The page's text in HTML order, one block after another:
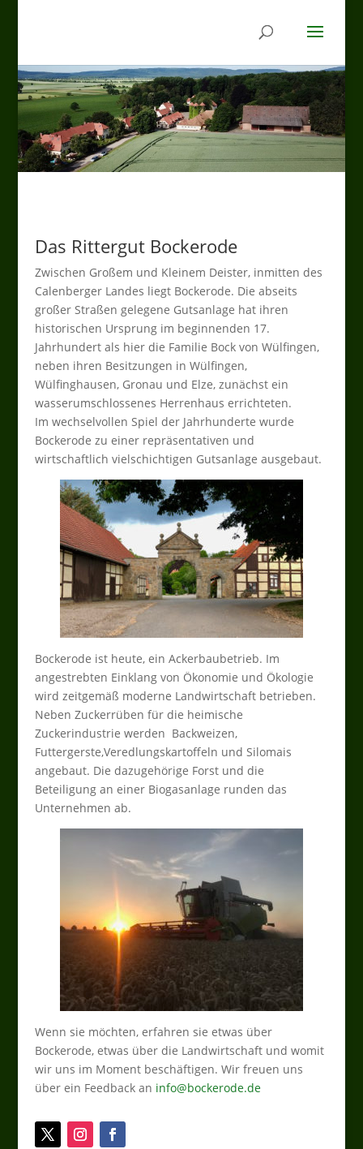
Das Rittergut Bockerode
Zwischen Großem und Kleinem Deister, inmitten des
Calenberger Landes liegt Bockerode. Die abseits
großer Straßen gelegene Gutsanlage hat ihren
historischen Ursprung im beginnenden 17.
Jahrhundert als hier die Familie Bock von Wülfingen,
neben ihren Besitzungen in Wülfingen,
Wülfinghausen, Gronau und Elze, zunächst ein
wasserumschlossenes Herrenhaus errichteten.
Im wechselvollen Spiel der Jahrhunderte wurde
Bockerode zu einer repräsentativen und
wirtschaftlich vielschichtigen Gutsanlage ausgebaut.
Bockerode ist heute, ein Ackerbaubetrieb. Im
angestrebten Einklang von Ökonomie und Ökologie
wird zeitgemäß moderne Landwirtschaft betrieben.
Neben Zuckerrüben für die heimische
Zuckerindustrie werden Backweizen,
Futtergerste,Veredlungskartoffeln und Silomais
angebaut. Die dazugehörige Forst und die
Beteiligung an einer Biogasanlage runden das
Unternehmen ab.
Wenn sie möchten, erfahren sie etwas über
Bockerode, etwas über die Landwirtschaft und womit
wir uns im Moment beschäftigen. Wir freuen uns
über ein Feedback an info@bockerode.de